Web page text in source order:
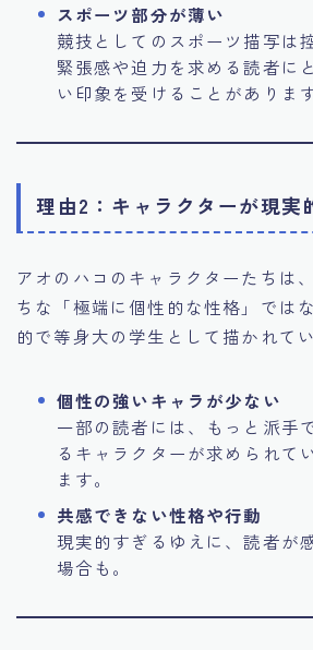
スポーツ部分が薄い
競技としてのスポーツ描写は
緊張感や迫力を求める読者に
い印象を受けることがあります
理由2：キャラクターが現実
アオのハコのキャラクターたちは
ちな「極端に個性的な性格」では
的で等身大の学生として描かれてい
個性の強いキャラが少ない
一部の読者には、もっと派手
るキャラクターが求められて
ます。
共感できない性格や行動
現実的すぎるゆえに、読者が
場合も。